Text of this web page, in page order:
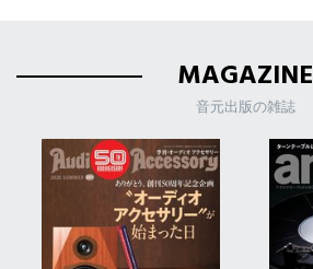
MAGAZINE
音元出版の雑誌